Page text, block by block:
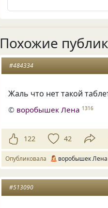
Похожие
#484334
Жаль что нет такой
© воробышек Лена 1316
122 42
Опубликовала воробышек Лена
#513090